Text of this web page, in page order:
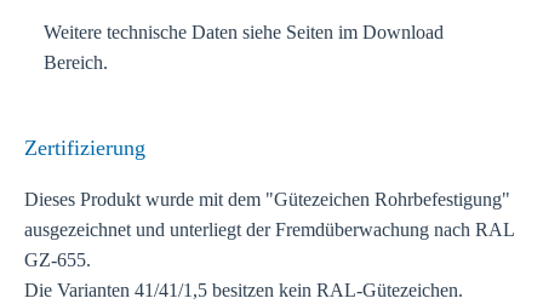
Weitere technische Daten siehe Seiten im Download
Bereich.
Zertifizierung
Dieses Produkt wurde mit dem "Gütezeichen Rohrbefestigung"
ausgezeichnet und unterliegt der Fremdüberwachung nach RAL
GZ-655.
Die Varianten 41/41/1,5 besitzen kein RAL-Gütezeichen.